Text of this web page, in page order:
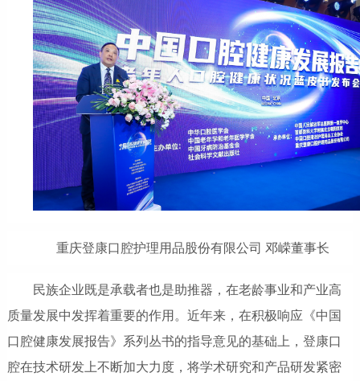
重庆登康口腔护理用品股份有限公司 邓嵘董事长
民族企业既是承载者也是助推器，在老龄事业和产业高
质量发展中发挥着重要的作用。近年来，在积极响应《中国
口腔健康发展报告》系列丛书的指导意见的基础上，登康口
腔在技术研发上不断加大力度，将学术研究和产品研发紧密